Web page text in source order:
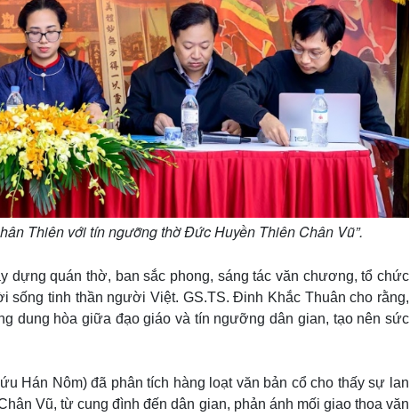
Thiên với tín ngưỡng thờ Đức Huyền Thiên Chân Vũ”.
dựng quán thờ, ban sắc phong, sáng tác văn chương, tổ chức
sống tinh thần người Việt. GS.TS. Đinh Khắc Thuân cho rằng,
dung hòa giữa đạo giáo và tín ngưỡng dân gian, tạo nên sức
Hán Nôm) đã phân tích hàng loạt văn bản cổ cho thấy sự lan
Vũ, từ cung đình đến dân gian, phản ánh mối giao thoa văn